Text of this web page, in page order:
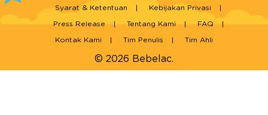
© 2026 Bebelac.
Syarat & Ketentuan Kebijakan Privasi
Press Release Tentang Kami FAQ
Kontak Kami Tim Penulis Tim Ahli